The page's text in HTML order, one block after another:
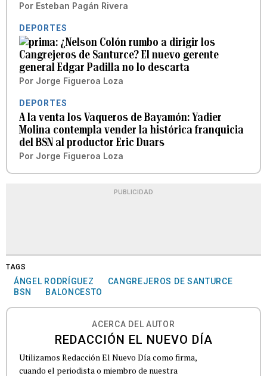
Por Esteban Pagán Rivera
DEPORTES
¿Nelson Colón rumbo a dirigir los
Cangrejeros de Santurce? El nuevo gerente
general Edgar Padilla no lo descarta
Por Jorge Figueroa Loza
DEPORTES
A la venta los Vaqueros de Bayamón: Yadier
Molina contempla vender la histórica franquicia
del BSN al productor Eric Duars
Por Jorge Figueroa Loza
PUBLICIDAD
TAGS
ÁNGEL RODRÍGUEZ
CANGREJEROS DE SANTURCE
BSN
BALONCESTO
ACERCA DEL AUTOR
REDACCIÓN EL NUEVO DÍA
Utilizamos Redacción El Nuevo Día como firma,
cuando el periodista o miembro de nuestra